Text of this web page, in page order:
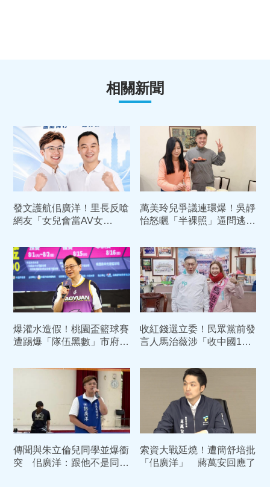
相關新聞
發文護航佀廣洋！里長反嗆
網友「女兒會當AV女
歉了
萬美玲兒爭議連環爆！吳靜
怡怒曬「半裸照」逼問逃兵
爆灌水造假！桃園盃籃球賽
遭踢爆「隊伍黑數」市府出
收紅錢選立委！民眾黨前發
言人馬治薇涉「收中國105
今下午直奔女監執行
傳聞與朱立倫兒同學並爆衝
突 佀廣洋：跟他不是同
索資大戰延燒！遭簡舒培批
「佀廣洋」 蔣萬安回應了